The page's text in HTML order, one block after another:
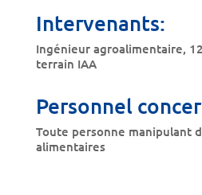
Intervenants:
Ingénieur agroalimentaire,
terrain IAA
Personnel
Toute personne manipulant
alimentaires